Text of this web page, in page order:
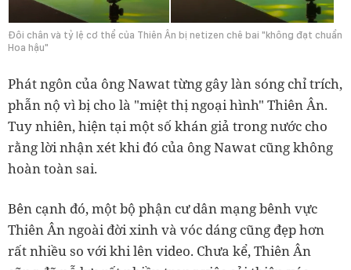
Đôi chân và tỷ lệ cơ thể của Thiên Ân bị netizen chê bai "không đạt chuẩn
Hoa hậu"
Phát ngôn của ông Nawat từng gây làn sóng chỉ trích,
phẫn nộ vì bị cho là "miệt thị ngoại hình" Thiên Ân.
Tuy nhiên, hiện tại một số khán giả trong nước cho
rằng lời nhận xét khi đó của ông Nawat cũng không
hoàn toàn sai.
Bên cạnh đó, một bộ phận cư dân mạng bênh vực
Thiên Ân ngoài đời xinh và vóc dáng cũng đẹp hơn
rất nhiều so với khi lên video. Chưa kể, Thiên Ân